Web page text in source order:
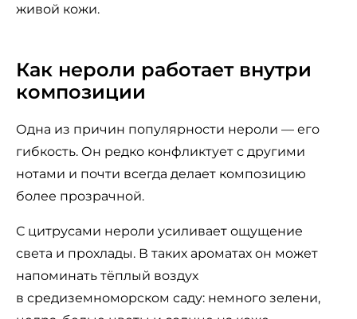
живой кожи.
Как нероли работает внутри
композиции
Одна из причин популярности нероли — его
гибкость. Он редко конфликтует с другими
нотами и почти всегда делает композицию
более прозрачной.
С цитрусами нероли усиливает ощущение
света и прохлады. В таких ароматах он может
напоминать тёплый воздух
в средиземноморском саду: немного зелени,